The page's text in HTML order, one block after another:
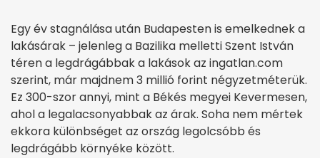
Egy év stagnálása után Budapesten is emelkednek a
lakásárak – jelenleg a Bazilika melletti Szent István
téren a legdrágábbak a lakások az ingatlan.com
szerint, már majdnem 3 millió forint négyzetméterük.
Ez 300-szor annyi, mint a Békés megyei Kevermesen,
ahol a legalacsonyabbak az árak. Soha nem mértek
ekkora különbséget az ország legolcsóbb és
legdrágább környéke között.